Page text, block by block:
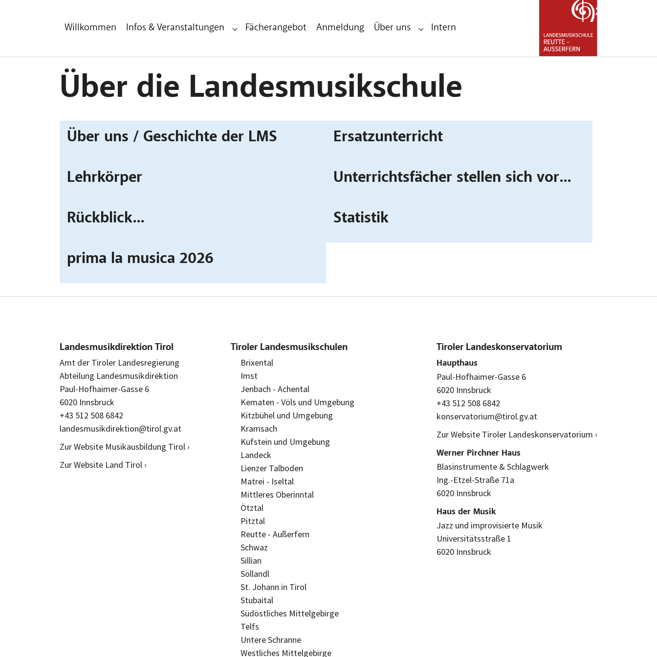
Willkommen Infos & Veranstaltungen Submenu for "Infos & Veranstaltungen"
Fächerangebot Anmeldung Über uns Submenu for "Über uns"
Intern
Über die Landesmusikschule
Über uns / Geschichte der LMS Ersatzunterricht
Lehrkörper Unterrichtsfächer stellen sich vor...
Rückblick... Statistik
prima la musica 2026
Landesmusikdirektion Tirol
Amt der Tiroler Landesregierung
Abteilung Landesmusikdirektion
Paul-Hofhaimer-Gasse 6
6020 Innsbruck
+43 512 508 6842
landesmusikdirektion@tirol.gv.at
Zur Website Musikausbildung Tirol ›
Zur Website Land Tirol ›
Tiroler Landesmusikschulen
Brixental
Imst
Jenbach - Achental
Kematen - Völs und Umgebung
Kitzbühel und Umgebung
Kramsach
Kufstein und Umgebung
Landeck
Lienzer Talboden
Matrei - Iseltal
Mittleres Oberinntal
Ötztal
Pitztal
Reutte - Außerfern
Schwaz
Sillian
Söllandl
St. Johann in Tirol
Stubaital
Südöstliches Mittelgebirge
Telfs
Untere Schranne
Westliches Mittelgebirge
Tiroler Landeskonservatorium
Haupthaus
Paul-Hofhaimer-Gasse 6
6020 Innsbruck
+43 512 508 6842
konservatorium@tirol.gv.at
Zur Website Tiroler Landeskonservatorium ›
Werner Pirchner Haus
Blasinstrumente & Schlagwerk
Ing.-Etzel-Straße 71a
6020 Innsbruck
Haus der Musik
Jazz und improvisierte Musik
Universitätsstraße 1
6020 Innsbruck